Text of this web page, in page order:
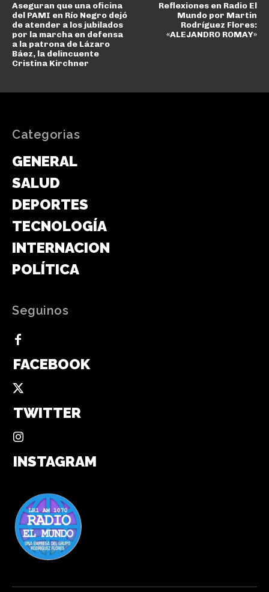
Aseguran que una oficina
del PAMI en Río Negro dejó
de atender a los jubilados
por la marcha en defensa
a la patrona de Lázaro
Báez, la delincuente
Cristina Kirchner
Reflexiones en Radio El
Mundo por Martin
Rodríguez Flores:
«ALEJANDRO ROMAY»
Categorias
GENERAL
SALUD
DEPORTES
TECNOLOGÍA
INTERNACIONAL
POLÍTICA
Seguinos
FACEBOOK
TWITTER
INSTAGRAM